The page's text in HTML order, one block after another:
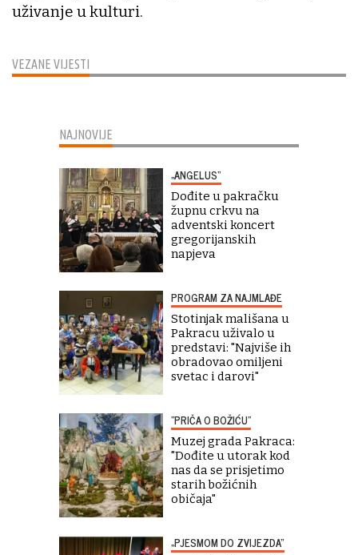
VEZANE VIJESTI
uživanje u kulturi.
NAJNOVIJE
„ANGELUS“
Dođite u pakračku
župnu crkvu na
adventski koncert
gregorijanskih
napjeva
PROGRAM ZA NAJMLAĐE
Stotinjak mališana u
Pakracu uživalo u
predstavi: "Najviše ih
obradovao omiljeni
svetac i darovi"
"PRIČA O BOŽIĆU"
Muzej grada Pakraca:
"Dođite u utorak kod
nas da se prisjetimo
starih božićnih
običaja"
„PJESMOM DO ZVIJEZDA“